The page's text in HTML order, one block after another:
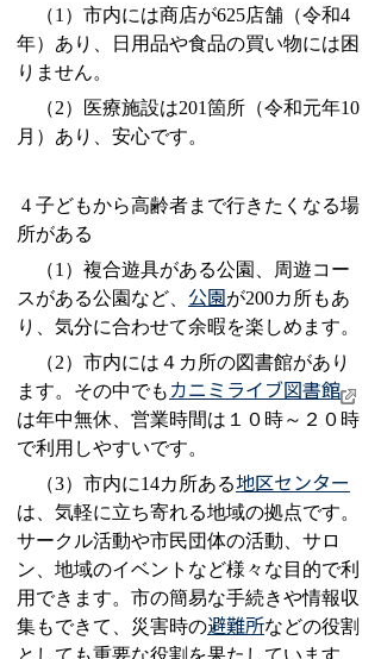
（1）市内には商店が625店舗（令和4
年）あり、日用品や食品の買い物には困
りません。
（2）医療施設は201箇所（令和元年10
月）あり、安心です。
4 子どもから高齢者まで行きたくなる場
所がある
（1）複合遊具がある公園、周遊コー
スがある公園など、 公園が200カ所もあ
り、気分に合わせて余暇を楽しめます。
（2）市内には４カ所の図書館があり
ます。その中でも カニミライブ図書館
は年中無休、営業時間は１０時～２０時
で利用しやすいです。
（3）市内に14カ所ある地区センター
は、気軽に立ち寄れる地域の拠点です。
サークル活動や市民団体の活動、サロ
ン、地域のイベントなど様々な目的で利
用できます。市の簡易な手続きや情報収
集もできて、災害時の避難所などの役割
としても重要な役割を果たしています。